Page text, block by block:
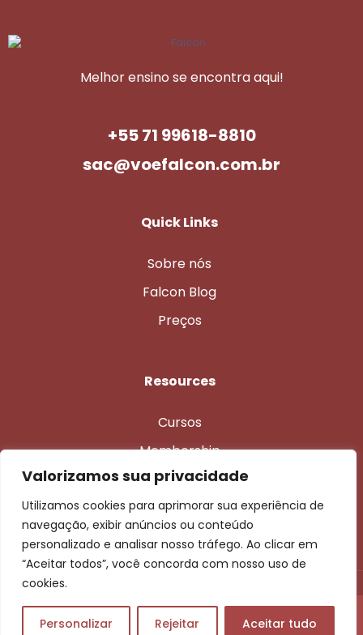
Valorizamos sua privacidade
Utilizamos cookies para aprimorar sua experiência de
navegação, exibir anúncios ou conteúdo
personalizado e analisar nosso tráfego. Ao clicar em
“Aceitar todos”, você concorda com nosso uso de
cookies.
Personalizar Rejeitar Aceitar tudo
Melhor ensino se encontra aqui!
+55 71 99618-8810
sac@voefalcon.com.br
Quick Links
Sobre nós
Falcon Blog
Preços
Resources
Cursos
Membership
Faqs
© Copyright © 2015 – 2026 | Falcon Centro de Instrução de